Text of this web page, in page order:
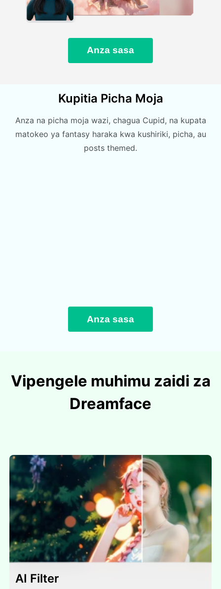
Anza sasa
Kupitia Picha Moja
Anza na picha moja wazi, chagua Cupid, na kupata
matokeo ya fantasy haraka kwa kushiriki, picha, au
posts themed.
Anza sasa
Vipengele muhimu zaidi za
Dreamface
AI Filter